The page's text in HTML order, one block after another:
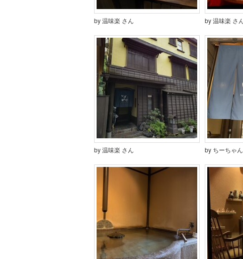
by 温味楽 さん by 温味楽 さ
by 温味楽 さん by ちーちゃ